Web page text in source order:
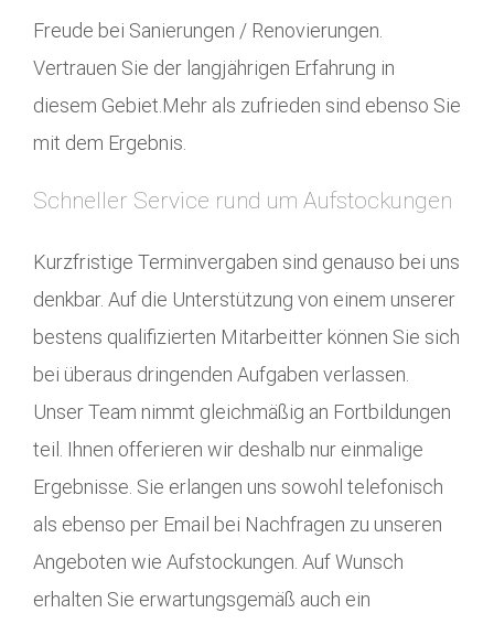
Freude bei Sanierungen / Renovierungen.
Vertrauen Sie der langjährigen Erfahrung in
diesem Gebiet.Mehr als zufrieden sind ebenso Sie
mit dem Ergebnis.
Schneller Service rund um Aufstockungen
Kurzfristige Terminvergaben sind genauso bei uns
denkbar. Auf die Unterstützung von einem unserer
bestens qualifizierten Mitarbeitter können Sie sich
bei überaus dringenden Aufgaben verlassen.
Unser Team nimmt gleichmäßig an Fortbildungen
teil. Ihnen offerieren wir deshalb nur einmalige
Ergebnisse. Sie erlangen uns sowohl telefonisch
als ebenso per Email bei Nachfragen zu unseren
Angeboten wie Aufstockungen. Auf Wunsch
erhalten Sie erwartungsgemäß auch ein